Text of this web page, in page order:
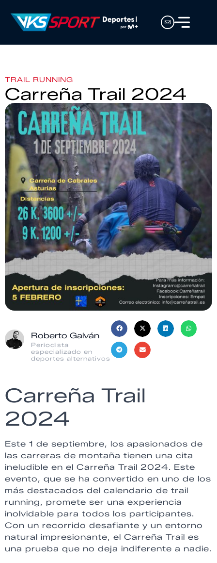
TRAIL RUNNING
Carreña Trail 2024
Roberto Galván
Periodista
especializado en
deportes alternativos
Carreña Trail
2024
Este 1 de septiembre, los apasionados de
las carreras de montaña tienen una cita
ineludible en el Carreña Trail 2024. Este
evento, que se ha convertido en uno de los
más destacados del calendario de trail
running, promete ser una experiencia
inolvidable para todos los participantes.
Con un recorrido desafiante y un entorno
natural impresionante, el Carreña Trail es
una prueba que no deja indiferente a nadie.